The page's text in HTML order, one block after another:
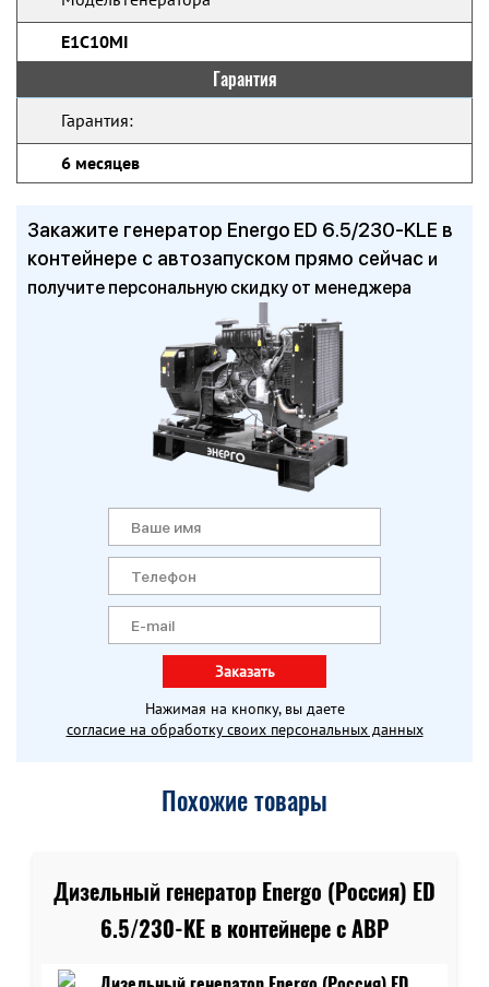
E1C10MI
Гарантия
Гарантия:
6 месяцев
Закажите генератор Energo ED 6.5/230-KLE в
контейнере с автозапуском прямо сейчас и
получите персональную скидку от менеджера
Заказать
Нажимая на кнопку, вы даете
согласие на обработку своих персональных данных
Похожие товары
Дизельный генератор Energo (Россия) ED
6.5/230-KE в контейнере c АВР